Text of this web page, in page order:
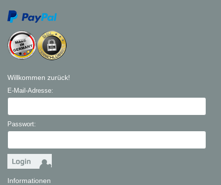
Willkommen zurück!
E-Mail-Adresse:
Passwort:
Informationen